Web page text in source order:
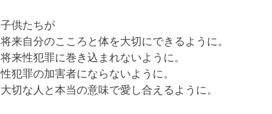
子供たちが
将来自分のこころと体を大切にできるように。
将来性犯罪に巻き込まれないように。
性犯罪の加害者にならないように。
大切な人と本当の意味で愛し合えるように。